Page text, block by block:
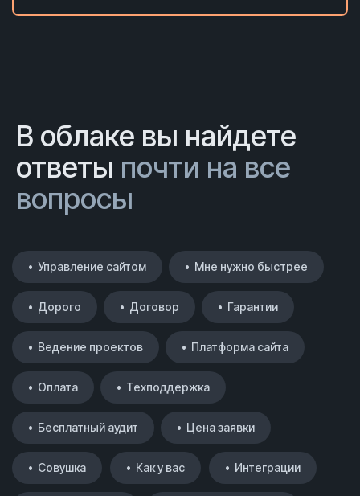
В облаке вы найдете
ответы почти на все
вопросы
• Управление сайтом • Мне нужно быстрее
• Дорого • Договор • Гарантии
• Ведение проектов • Платформа сайта
• Оплата • Техподдержка
• Бесплатный аудит • Цена заявки
• Совушка • Как у вас • Интеграции